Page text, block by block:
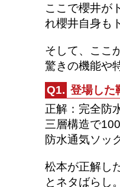
ここで櫻井が
れ櫻井自身も
そして、ここ
驚きの機能や
Q1. 登場した
正解：完全防
三層構造で
防水通気ソッ
松本が正解し
とネタばらし。